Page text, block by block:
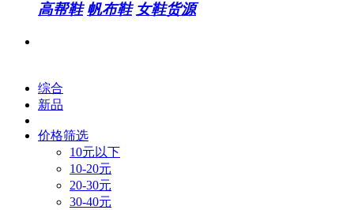
高帮鞋 帆布鞋 女鞋货源
综合
新品
价格筛选
10元以下
10-20元
20-30元
30-40元